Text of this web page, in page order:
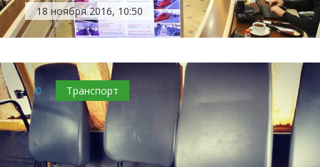
18 ноября 2016, 10:50
0 Транспорт